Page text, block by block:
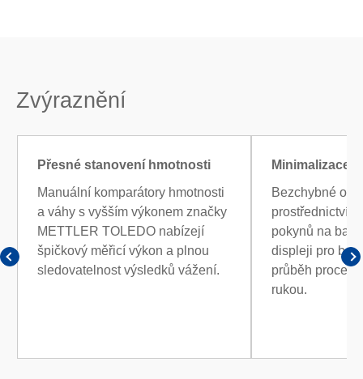
Zvýraznění
Přesné stanovení hmotnosti
Manuální komparátory hmotnosti
a váhy s vyšším výkonem značky
METTLER TOLEDO nabízejí
špičkový měřicí výkon a plnou
sledovatelnost výsledků vážení.
Minimalizace
Bezchybné
pokynů na
displeji pro
průběh
rukou.